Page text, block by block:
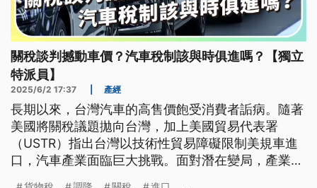
關稅談判撼動車價？汽車稅制該與時俱進嗎？【獨立
特派員】
2025/6/2 17:37 產經
長期以來，台灣汽車的高售價飽受消費者詬病。隨著
美國將關稅議題拋向台灣，加上美國貿易代表署
（USTR）指出台灣以技術性貿易障礙限制美規車進
口，汽車產業面臨巨大挑戰。面對潛在變局，產業